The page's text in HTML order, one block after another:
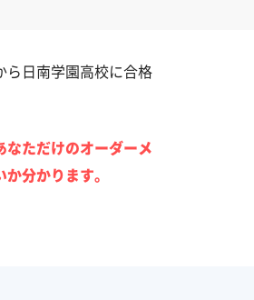
ら日南学園高校に合格
ただけのオーダーメ
分かります。